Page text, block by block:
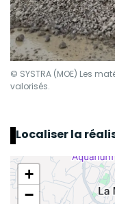
© SYSTRA (MOE) Les
valorisés.
Localiser la
+
−